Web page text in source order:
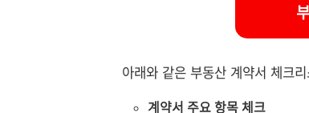
아래와 같은 부동산 계약서 체크
계약서 주요 항목 체크